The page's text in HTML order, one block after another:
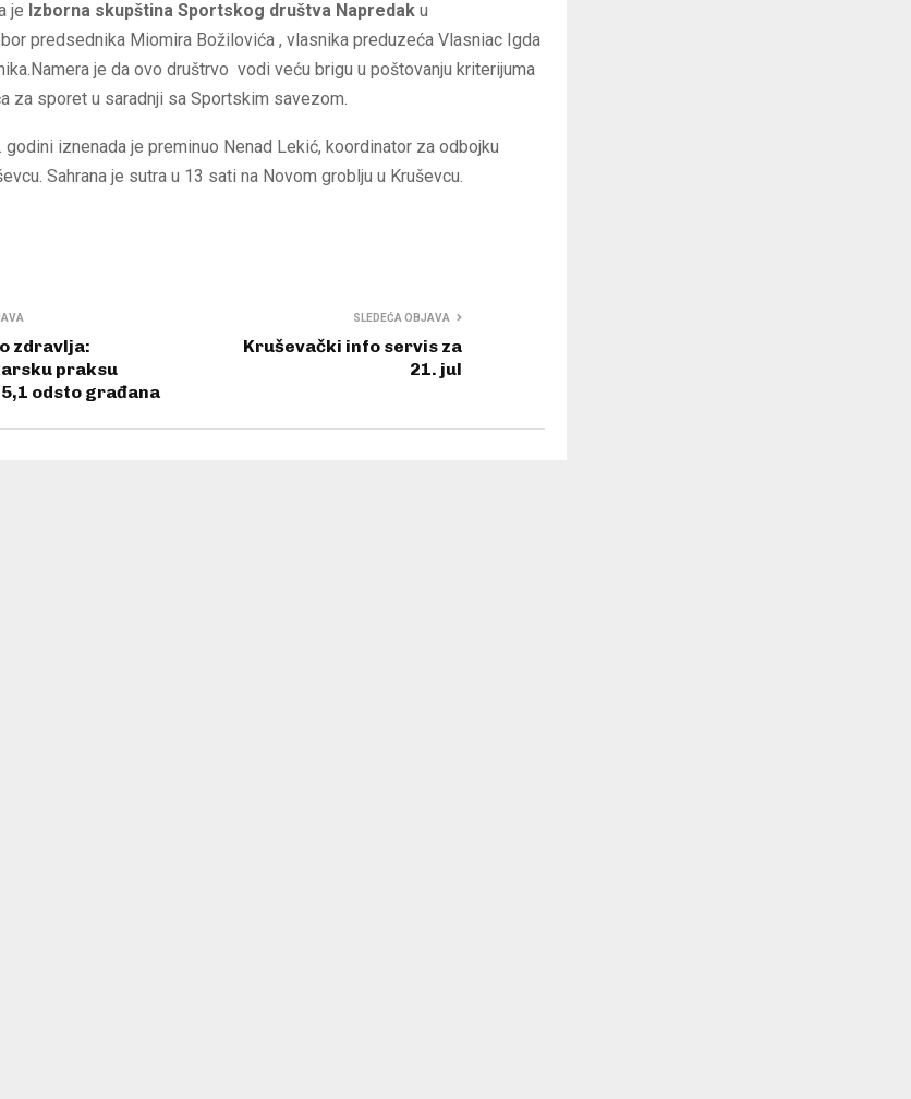
je Izborna skupština Sportskog društva Napredak u
predsednika Miomira Božilovića , vlasnika preduzeća Vlasniac Igda
je da ovo društrvo vodi veću brigu u poštovanju kriterijuma
za sporet u saradnji sa Sportskim savezom.
godini iznenada je preminuo Nenad Lekić, koordinator za odbojku
Sahrana je sutra u 13 sati na Novom groblju u Kruševcu.
zdravlja:
praksu
odsto građana
SLEDEĆA OBJAVA
Kruševački info servis za
21. jul